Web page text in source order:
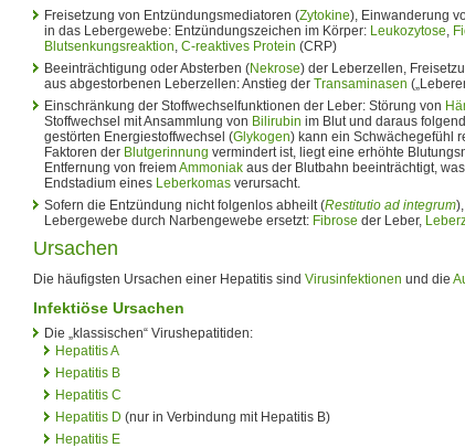
Freisetzung von Entzündungsmediatoren (Zytokine), Einwanderung
in das Lebergewebe: Entzündungszeichen im Körper: Leukozytose,
Blutsenkungsreaktion, C-reaktives Protein (CRP)
Beeinträchtigung oder Absterben (Nekrose) der Leberzellen,
aus abgestorbenen Leberzellen: Anstieg der Transaminasen
Einschränkung der Stoffwechselfunktionen der Leber: Störung von
Stoffwechsel mit Ansammlung von Bilirubin im Blut und daraus
gestörten Energiestoffwechsel (Glykogen) kann ein Schwächegefühl
Faktoren der Blutgerinnung vermindert ist, liegt eine erhöhte
Entfernung von freiemAmmoniak aus der Blutbahn beeinträchtigt,
Endstadium eines Leberkomas verursacht.
Sofern die Entzündung nicht folgenlos abheilt (Restitutio ad integrum
Lebergewebe durch Narbengewebe ersetzt: Fibrose der Leber,
Ursachen
Die häufigsten Ursachen einer Hepatitis sind Virusinfektionen und die
Infektiöse Ursachen
Die „klassischen“ Virushepatitiden:
Hepatitis A
Hepatitis B
Hepatitis C
Hepatitis D (nur in Verbindung mit Hepatitis B)
Hepatitis E